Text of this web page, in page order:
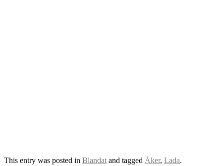
This entry was posted in Blandat and tagged Åker, Lada.